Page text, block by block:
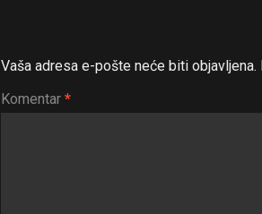
Vaša adresa e-pošte neće biti objavljena.
Komentar *